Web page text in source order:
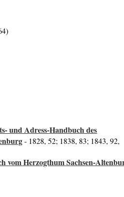
und Adress-Handbuch des
- 1828, 52; 1838, 83; 1843, 92,
vom Herzogthum Sachsen-